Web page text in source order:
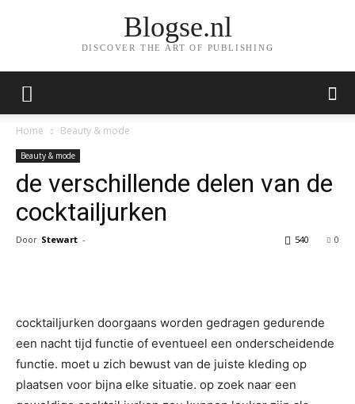
Blogse.nl
DISCOVER THE ART OF PUBLISHING
Home Beauty & mode
Beauty & mode
de verschillende delen van de
cocktailjurken
Door Stewart - 0
540
cocktailjurken doorgaans worden gedragen gedurende
een nacht tijd functie of eventueel een onderscheidende
functie. moet u zich bewust van de juiste kleding op
plaatsen voor bijna elke situatie. op zoek naar een